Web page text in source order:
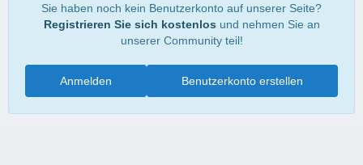
Sie haben noch kein Benutzerkonto auf unserer Seite?
Registrieren Sie sich kostenlos und nehmen Sie an
unserer Community teil!
Benutzerkonto erstellen
Anmelden